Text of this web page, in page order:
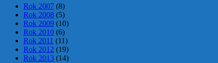
Rok 2007 (8)
Rok 2008 (5)
Rok 2009 (10)
Rok 2010 (6)
Rok 2011 (11)
Rok 2012 (19)
Rok 2013 (14)